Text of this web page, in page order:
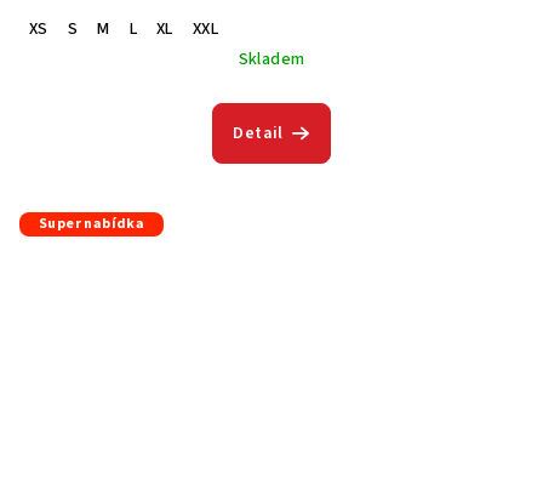
XS
S M L XL
XXL
Skladem
Detail
Super nabídka